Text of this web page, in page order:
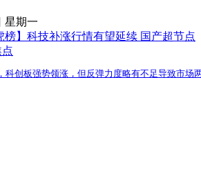
星期一
榜】科技补涨行情有望延续 国产超节点
科创板强势领涨，但反弹力度略有不足导致市